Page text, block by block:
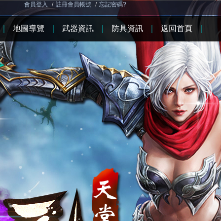
會員登入 / 註冊會員帳號 / 忘記密碼?